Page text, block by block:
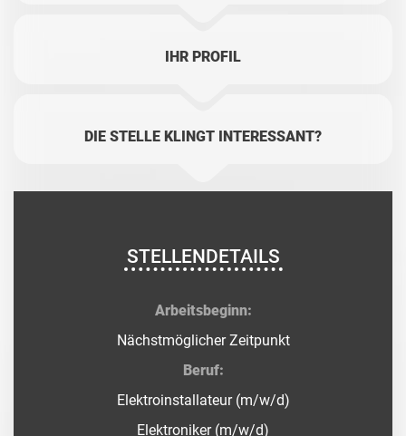
IHR PROFIL
DIE STELLE KLINGT INTERESSANT?
STELLENDETAILS
Arbeitsbeginn:
Nächstmöglicher Zeitpunkt
Beruf:
Elektroinstallateur (m/w/d)
Elektroniker (m/w/d)